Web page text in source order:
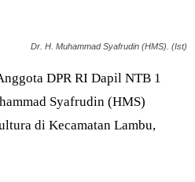
Dr. H. Muhammad Syafrudin (HMS). (Ist)
DPR RI Dapil NTB 1
Syafrudin (HMS)
di Kecamatan Lambu,